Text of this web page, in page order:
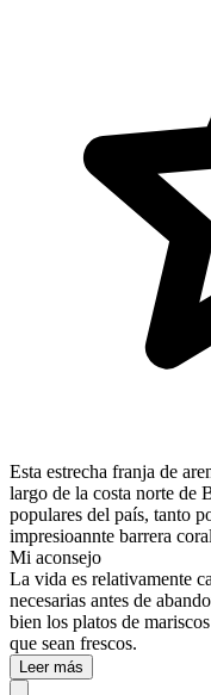
Esta estrecha franja de
largo de la costa norte de
populares del país, tanto
impresioannte barrera
Mi aconsejo
La vida es relativamente
necesarias antes de
bien los platos de
que sean frescos.
Leer más